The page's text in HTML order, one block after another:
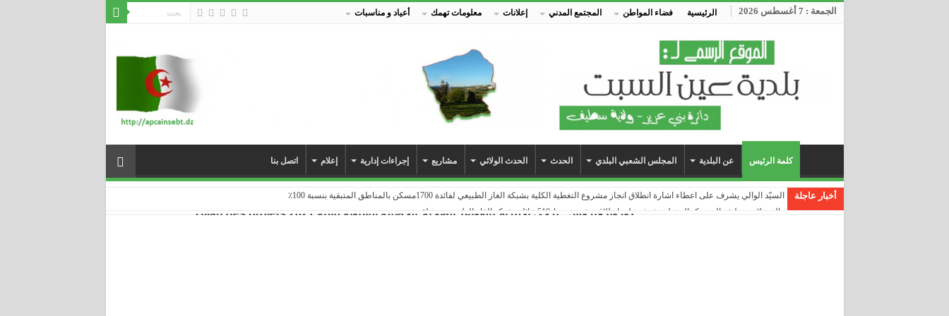
الجمعة : 7 أغسطس 2026 الرئيسية فضاء المواطن المجتمع المدني إعلانات معلومات تهمك أعياد و مناسبات
كلمة الرئيس عن البلدية المجلس الشعبي البلدي الحدث الحدث الولائي مشاريع إجراءات إدارية إعلام اتصل بنا
أخبار عاجلة
السيّد الوالي يشرف على اعطاء اشارة انطلاق انجاز مشروع التغطية الكلية بشبكة الغاز الطبيعي لفائدة 1700مسكن بالمناطق المتبقية بنسبة 100٪
والي ولاية سطيف السيد كمال عبلة يشرف على انطلاق مشروع ربط 510 عائلة بشبكة الغاز الطبيعي بمنطقة عين جوهرة
كورونا فيروس : يرجى الالتزام بالقواعد الصحيةالحصيلة السنوية لسنة 2021 Bilan des projets ... ...